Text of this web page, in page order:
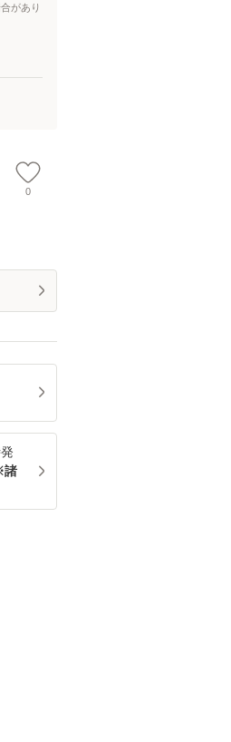
があり
0
諸